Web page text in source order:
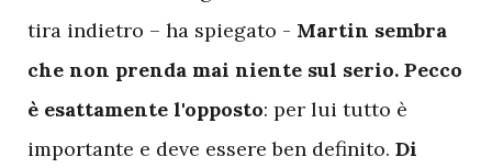
tira indietro – ha spiegato - Martin sembra
che non prenda mai niente sul serio. Pecco
è esattamente l'opposto: per lui tutto è
importante e deve essere ben definito. Di